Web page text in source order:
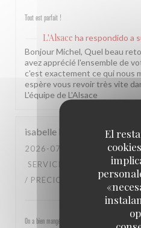
El
Tout est parfait !
L'Alsace ha respondido a
Bonjour Michel, Quel beau
avez apprécié l'ensemble de
c'est exactement ce qui nous
espère vous revoir très vite
L'équipe de L'Alsace
isabelle
2026-07-30
- 19:30 -
SERVICIO
AMBIENTE:
/ PRECIO
On a bien mangé, bon rapport qualité prix pour les